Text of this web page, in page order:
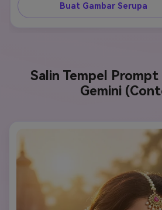
Buat Gambar Serupa
Salin Tempel Prompt
Gemini